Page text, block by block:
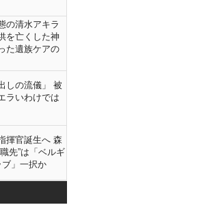
の清水アキラ
を亡くした神
た遺族ケアの
しの流儀」 被
ラいわけでは
揮官誕生へ 森
先”は「ベルギ
」一択か